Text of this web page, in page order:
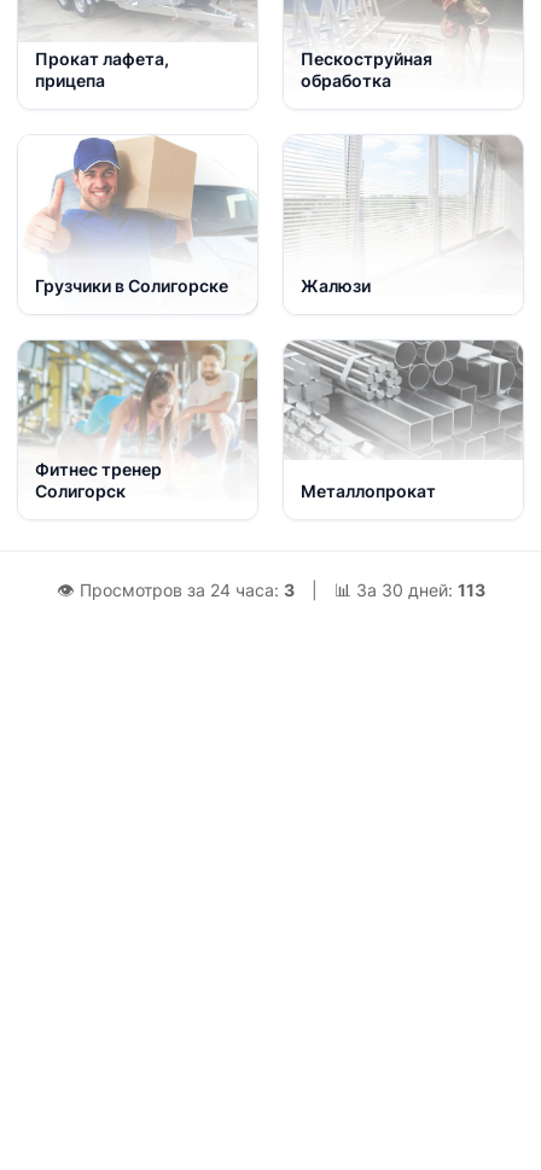
Прокат лафета,
прицепа
Пескоструйная
обработка
Грузчики в Солигорске Жалюзи
Фитнес тренер
Солигорск
Металлопрокат
👁 Просмотров за 24 часа: 3 📊 За 30 дней: 113